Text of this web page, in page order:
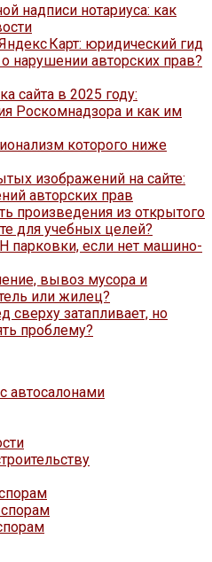
надписи нотариуса: как
Карт: юридический гид
нарушении авторских прав?
сайта в 2025 году:
Роскомнадзора и как им
которого ниже
изображений на сайте:
авторских прав
произведения из открытого
для учебных целей?
парковки, если нет машино-
вывоз мусора и
или жилец?
сверху затапливает, но
проблему?
автосалонами